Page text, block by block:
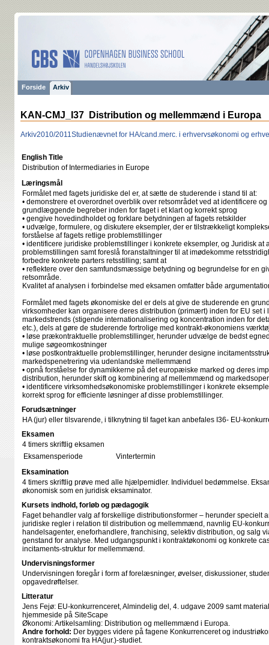
Forside Arkiv
KAN-CMJ_I37 Distribution og mellemmænd i Europa
Arkiv2010/2011Studienævnet for HA/cand.merc. i erhvervsøkonomi og
English Title
Distribution of Intermediaries in Europe
Læringsmål
Formålet med fagets juridiske del er, at sætte de studerende i stand til at:
• demonstrere et overordnet overblik over retsområdet ved at identificere
grundlæggende begreber inden for faget i et klart og korrekt sprog
• gengive hovedindholdet og forklare betydningen af fagets retskilder
• udvælge, formulere, og diskutere eksempler, der er tilstrækkeligt
forståelse af fagets retlige problemstillinger
• identificere juridiske problemstillinger i konkrete eksempler, og Juridisk at
problemstillingen samt foreslå foranstaltninger til at imødekomme
forbedre konkrete parters retsstilling; samt at
• reflektere over den samfundsmæssige betydning og begrundelse for en
retsområde.
Kvalitet af analysen i forbindelse med eksamen omfatter både
Formålet med fagets økonomiske del er dels at give de studerende en
virksomheder kan organisere deres distribution (primært) inden for EU set i
markedstrends (stigende internationalisering og koncentration inden for
etc.), dels at gøre de studerende fortrolige med kontrakt-økonomiens
• løse prækontraktuelle problemstillinger, herunder udvælge de bedst
mulige søgeomkostninger
• løse postkontraktuelle problemstillinger, herunder designe
markedspenetrering via udenlandske mellemmænd
• opnå forståelse for dynamikkerne på det europæiske marked og deres
distribution, herunder skift og kombinering af mellemmænd og
• identificere virksomhedsøkonomiske problemstillinger i konkrete
korrekt sprog for efficiente løsninger af disse problemstillinger.
Forudsætninger
HA (jur) eller tilsvarende, i tilknytning til faget kan anbefales I36- EU-
Eksamen
4 timers skriftlig eksamen
Eksamensperiode
Vintertermin
Eksamination
4 timers skriftlig prøve med alle hjælpemidler. Individuel bedømmelse.
økonomisk som en juridisk eksaminator.
Kursets indhold, forløb og pædagogik
Faget behandler valg af forskellige distributionsformer – herunder specielt
juridiske regler i relation til distribution og mellemmænd, navnlig EU-
handelsagenter, eneforhandlere, franchising, selektiv distribution, og salg
genstand for analyse. Med udgangspunkt i kontraktøkonomi og konkrete
incitaments-struktur for mellemmænd.
Undervisningsformer
Undervisningen foregår i form af forelæsninger, øvelser, diskussioner,
opgavedrøftelser.
Litteratur
Jens Fejø: EU-konkurrenceret, Almindelig del, 4. udgave 2009 samt
hjemmeside på SiteScape
Økonomi: Artikelsamling: Distribution og mellemmænd i Europa.
Andre forhold: Der bygges videre på fagene Konkurrenceret og
kontraktsøkonomi fra HA(jur.)-studiet.